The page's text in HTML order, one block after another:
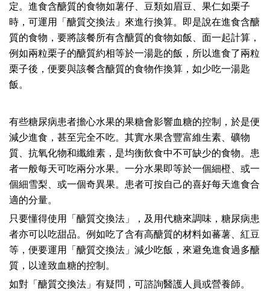
定。進食含醣質的食物如薯仔、豆類如眉豆、果仁如栗子
時，可運用「醣質交換法」來進行換算。即是說在進食含醣
質的食物，要將該餐所有含醣質的食物如飯、面一起計算，
例如兩粒栗子的醣質約相等於一湯匙的飯，所以進食了兩粒
栗子後，便要與該餐含醣質的食物作換算，如少吃一湯匙
飯。
有些糖尿病患者擔心水果的果糖會影響血糖的控制，於是便
減少進食，甚至完全不吃。其實水果含豐富維生素、礦物
質、抗氧化物和纖維素，是均衡飲食中不可缺少的食物。患
者一般每天可吃兩分水果。一分水果即等於一個細橙、或一
個細雪梨、或一個奇異果。患者可按自己的喜好每天進食合
適的分量。
只要懂得使用「醣質交換法」，及用代糖來調味，糖尿病患
者亦可以吃甜品。例如吃了含有高醣質的材料如蕃薯、紅豆
等，便要運用「醣質交換法」減少吃飯，來避免進食過多醣
質，以達致血糖的控制。
如對「醣質交換法」有疑問，可諮詢醫護人員或營養師。